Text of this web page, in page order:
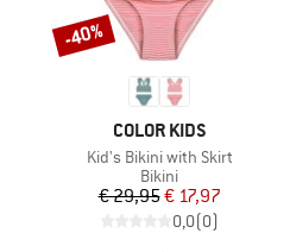
MERK
COLOR KIDS
Artikel
Kid's Bikini with Skirt
Productgroep
Bikini
Prijs
€ 29,95Verlaagde prijs
€ 17,97
0,0(0)
Korting
-40%